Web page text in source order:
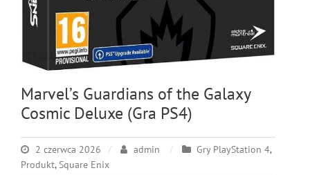
Marvel’s Guardians of the Galaxy
Cosmic Deluxe (Gra PS4)
2 czerwca 2026 admin Gry PlayStation 4,
Produkt, Square Enix